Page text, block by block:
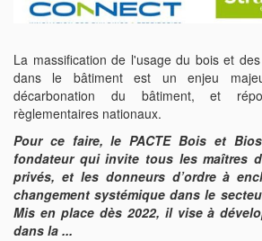
La massification de l'usage du bois et
dans le bâtiment est un enjeu
décarbonation du bâtiment, et
règlementaires nationaux.
Pour ce faire, le PACTE Bois et
fondateur qui invite tous les maîtres
privés, et les donneurs d’ordre à
changement systémique dans le
Mis en place dès 2022, il vise à
dans la ...